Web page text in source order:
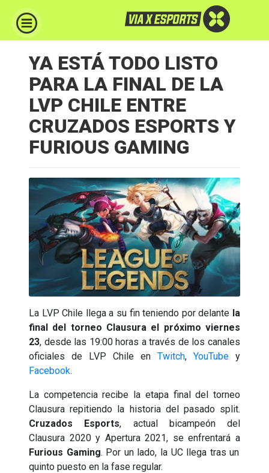
YA ESTÁ TODO LISTO
PARA LA FINAL DE LA
LVP CHILE ENTRE
CRUZADOS ESPORTS Y
FURIOUS GAMING
La LVP Chile llega a su fin teniendo por delante la
final del torneo Clausura el próximo viernes
23, desde las 19:00 horas a través de los canales
oficiales de LVP Chile en Twitch, YouTube y
Facebook.
La competencia recibe la etapa final del torneo
Clausura repitiendo la historia del pasado split.
Cruzados Esports, actual bicampeón del
Clausura 2020 y Apertura 2021, se enfrentará a
Furious Gaming. Por un lado, la UC llega tras un
quinto puesto en la fase regular.